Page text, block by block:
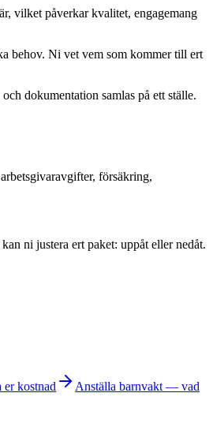
vilket påverkar kvalitet, engagemang
behov. Ni vet vem som kommer till ert
dokumentation samlas på ett ställe.
försäkring,
ni justera ert paket: uppåt eller nedåt.
er kostnad
Anställa barnvakt — vad